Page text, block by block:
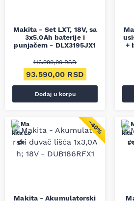
Makita - Set LXT, 18V, sa
3x5.0Ah baterije i
punjačem - DLX3195JX1
116.990,00RSD
Originalna cena je bila:
93.590,00 RSD Trenutna
Dodaj u korpu
+
−40%
Makita - Akumulatorski